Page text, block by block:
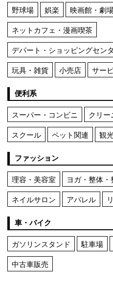
野球場 娯楽 映画館・劇
ネットカフェ・漫画喫茶
デパート・ショッピングセン
玩具・雑貨
小売店 サー
便利系
スーパー・コンビニ クリー
スクール
ペット関連 観
ファッション
理容・美容室 ヨガ・整体・
ネイルサロン
アパレル
車・バイク
ガソリンスタンド 駐車場
中古車販売